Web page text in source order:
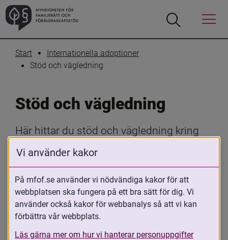
Öppna
Öppna
Menyn
Start
Internationella adoptioner
Stöd och vägledning
Stöd och vägledning
Här hittar du stöd och vägledning kring
internationella adoptioner. Oavsett om du
att adoptera eller arbetar med
adopterade, erbjuder vi råd, handböcker
och resurser som hjälper dig genom hela
adoptionsprocessen.
Vi använder kakor
På mfof.se använder vi nödvändiga kakor för att
webbplatsen ska fungera på ett bra sätt för dig. Vi
använder också kakor för webbanalys så att vi kan
förbättra vår webbplats.
Läs gärna mer om hur vi hanterar personuppgifter